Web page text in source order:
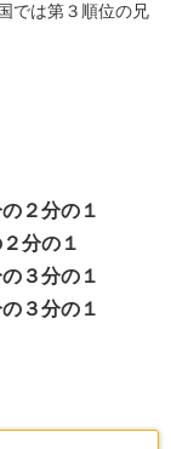
では第３順位の兄
２分の１
分の１
３分の１
３分の１